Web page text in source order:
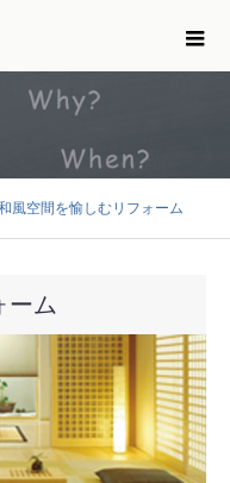
風空間を愉しむリフォーム
ーム